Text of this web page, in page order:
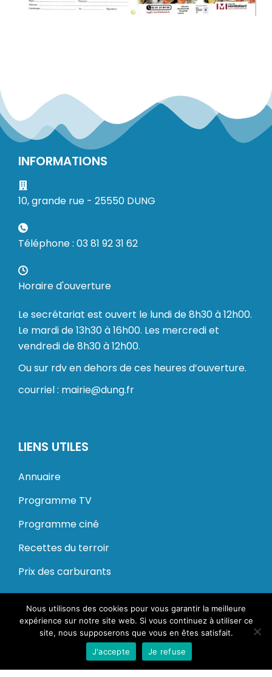
INFORMATIONS
10, grande rue - 25550 DUNG
Téléphone : 03 81 92 31 62
Horaire d'ouverture
Le secrétariat est ouvert le lundi de 8h30 à 12h00.
Le mardi de 13h30 à 16h00. Les mercredi et
vendredi de 8h30 à 12h00.
Ou sur rdv en dehors de ces heures d’ouverture.
courriel : mairie@dung.fr
LIENS UTILES
Annuaire
Programme TV
Programme ciné
Recettes du terroir
Prix des carburants
© 2020 – 2024 Dung. Tous droits réservés.
Mentions légales
CGU
Nous utilisons des cookies pour vous garantir la meilleure
expérience sur notre site web. Si vous continuez à utiliser ce
site, nous supposerons que vous en êtes satisfait.
J'accepte
Je refuse